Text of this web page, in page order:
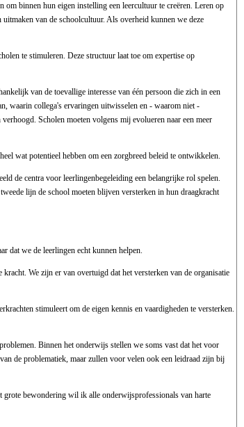
om binnen hun eigen instelling een leercultuur te creëren. Leren op
van de schoolcultuur. Als overheid kunnen we deze
te stimuleren. Deze structuur laat toe om expertise op
van de toevallige interesse van één persoon die zich in een
waarin collega's ervaringen uitwisselen en - waarom niet -
Scholen moeten volgens mij evolueren naar een meer
wat potentieel hebben om een zorgbreed beleid te ontwikkelen.
de centra voor leerlingenbegeleiding een belangrijke rol spelen.
lijn de school moeten blijven versterken in hun draagkracht
dat we de leerlingen echt kunnen helpen.
We zijn er van overtuigd dat het versterken van de organisatie
stimuleert om de eigen kennis en vaardigheden te versterken.
Binnen het onderwijs stellen we soms vast dat het voor
de problematiek, maar zullen voor velen ook een leidraad zijn bij
grote bewondering wil ik alle onderwijsprofessionals van harte